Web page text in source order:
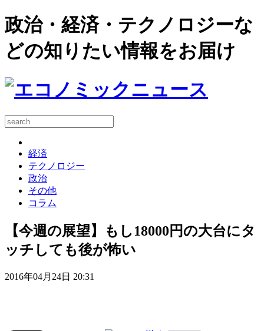
政治・経済・テクノロジーな
どの知りたい情報をお届け
経済
テクノロジー
政治
その他
コラム
【今週の展望】もし18000円の大台にタ
ッチしても後が怖い
2016年04月24日 20:31